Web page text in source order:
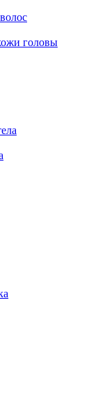
головы